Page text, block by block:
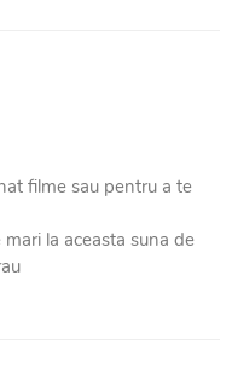
filme sau pentru a te
la aceasta suna de